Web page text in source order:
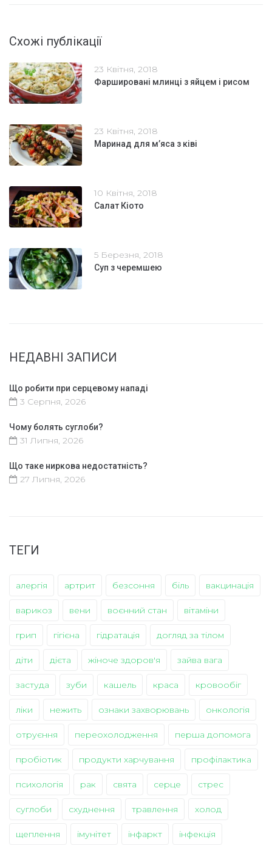
Схожі публікації
23 Квітня, 2018
Фаршировані млинці з яйцем і рисом
23 Квітня, 2018
Маринад для м’яса з ківі
10 Квітня, 2018
Салат Кіото
5 Березня, 2018
Суп з черемшею
НЕДАВНІ ЗАПИСИ
Що робити при серцевому нападі
3 Серпня, 2026
Чому болять суглоби?
31 Липня, 2026
Що таке ниркова недостатність?
27 Липня, 2026
ТЕГИ
алергія артрит безсоння біль вакцинація
варикоз вени воєнний стан вітаміни
грип гігієна гідратація догляд за тілом
діти дієта жіноче здоров'я зайва вага
застуда зуби кашель краса кровообіг
ліки нежить ознаки захворювань онкологія
отруєння переохолодження перша допомога
пробіотик продукти харчування профілактика
психологія рак свята серце стрес
суглоби схуднення травлення холод
щеплення імунітет інфаркт інфекція